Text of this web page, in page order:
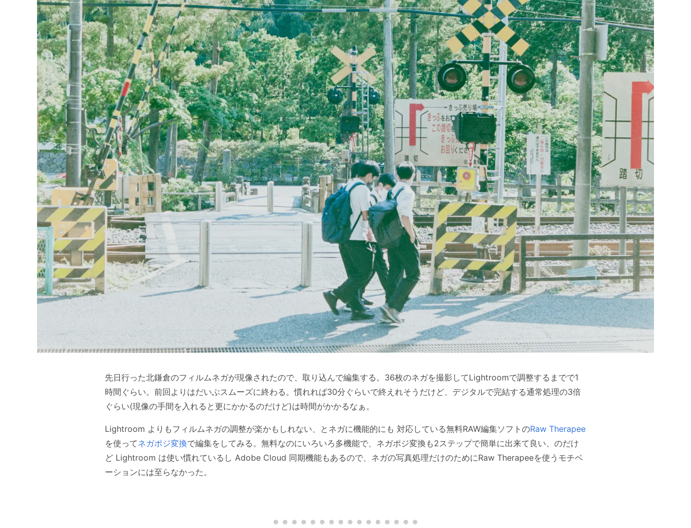
先日行った北鎌倉のフィルムネガが現像されたので、取り込んで編集する。36枚のネガを撮影してLightroomで調整するまでで1
時間ぐらい。前回よりはだいぶスムーズに終わる。慣れれば30分ぐらいで終えれそうだけど、デジタルで完結する通常処理の3倍
ぐらい(現像の手間を入れると更にかかるのだけど)は時間がかかるなぁ。
Lightroom よりもフィルムネガの調整が楽かもしれない、とネガに機能的にも 対応している無料RAW編集ソフトのRaw Therapee
を使ってネガポジ変換で編集をしてみる。無料なのにいろいろ多機能で、ネガポジ変換も2ステップで簡単に出来て良い、のだけ
ど Lightroom は使い慣れているし Adobe Cloud 同期機能もあるので、ネガの写真処理だけのためにRaw Therapeeを使うモチベ
ーションには至らなかった。